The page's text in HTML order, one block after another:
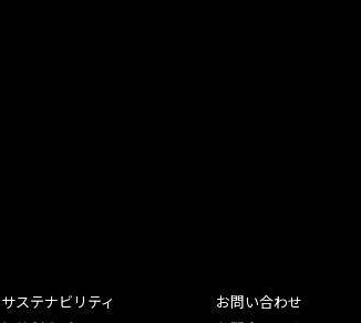
サステナビリティ
お問い合わせ